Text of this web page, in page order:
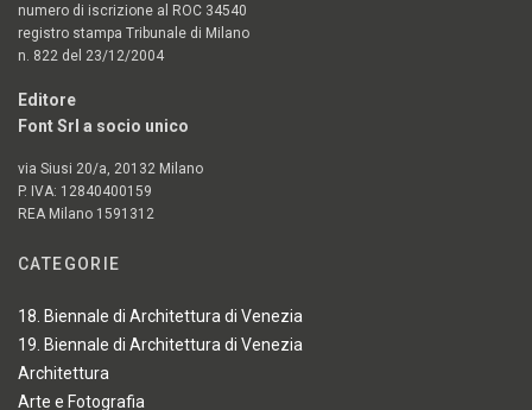
numero di iscrizione al ROC 34540
registro stampa Tribunale di Milano
n. 822 del 23/12/2004
Editore
Font Srl a socio unico
via Siusi 20/a, 20132 Milano
P. IVA: 12840400159
REA Milano 1591312
CATEGORIE
18. Biennale di Architettura di Venezia
19. Biennale di Architettura di Venezia
Architettura
Arte e Fotografia